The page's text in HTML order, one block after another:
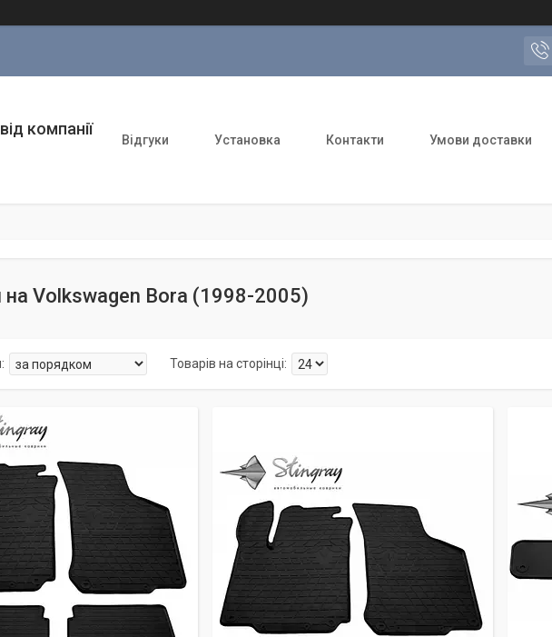
компанії
Відгуки Установка Контакти Умови доставки
Volkswagen Bora (1998-2005)